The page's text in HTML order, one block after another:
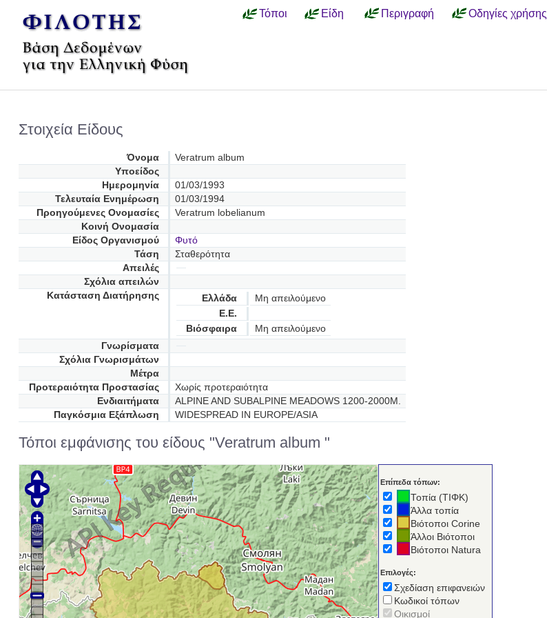
Τόποι Είδη Περιγραφή Οδηγίες χρήσης
Στοιχεία Είδους
Όνομα
Veratrum album
Υποείδος
Ημερομηνία
01/03/1993
Τελευταία Ενημέρωση
01/03/1994
Προηγούμενες Oνομασίες
Veratrum lobelianum
Κοινή Ονομασία
Είδος Οργανισμού
Φυτό
Τάση
Σταθερότητα
Απειλές
Σχόλια απειλών
Κατάσταση Διατήρησης
Ελλάδα
Μη απειλούμενο
Ε.Ε.
Βιόσφαιρα
Μη απειλούμενο
Γνωρίσματα
Σχόλια Γνωρισμάτων
Μέτρα
Προτεραιότητα Προστασίας
Χωρίς προτεραιότητα
Ενδιαιτήματα
ALPINE AND SUBALPINE MEADOWS 1200-2000M.
Παγκόσμια Εξάπλωση
WIDESPREAD IN EUROPE/ASIA
Τόποι εμφάνισης του είδους "Veratrum album "
Επίπεδα τόπων:
Τοπία (ΤΙΦΚ)
Άλλα τοπία
Βιότοποι Corine
Άλλοι Βιότοποι
Βιότοποι Natura
Επιλογές:
Σχεδίαση επιφανειών
Κωδικοί τόπων
Οικισμοί